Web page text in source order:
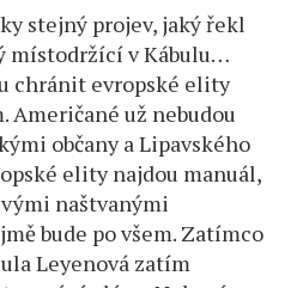
stejný projev, jaký řekl
místodržící v Kábulu…
chránit evropské elity
Američané už nebudou
občany a Lipavského
elity najdou manuál,
naštvanými
bude po všem. Zatímco
Leyenová zatím